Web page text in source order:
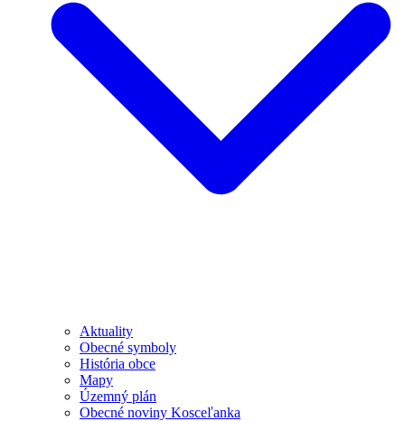
Aktuality
Obecné symboly
História obce
Mapy
Územný plán
Obecné noviny Kosceľanka